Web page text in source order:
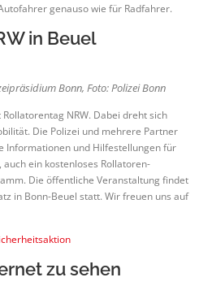
genauso wie für Radfahrer.
in Beuel
Bonn, Foto: Polizei Bonn
NRW. Dabei dreht sich
Die Polizei und mehrere Partner
Informationen und Hilfestellungen für
ein kostenloses Rollatoren-
Die öffentliche Veranstaltung findet
in Bonn-Beuel statt. Wir freuen uns auf
zu sehen